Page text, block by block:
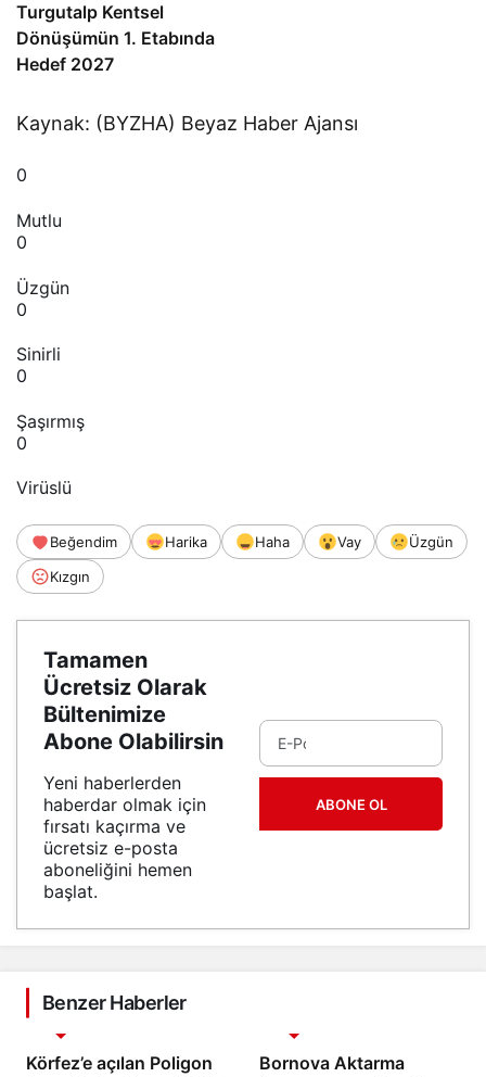
Turgutalp Kentsel
Dönüşümün 1. Etabında
Hedef 2027
Kaynak: (BYZHA) Beyaz Haber Ajansı
0
Mutlu
0
Üzgün
0
Sinirli
0
Şaşırmış
0
Virüslü
Beğendim Harika Haha Vay
Üzgün
Kızgın
Tamamen
Ücretsiz Olarak
Bültenimize
Abone Olabilirsin
Yeni haberlerden
haberdar olmak için
fırsatı kaçırma ve
ücretsiz e-posta
aboneliğini hemen
başlat.
ABONE OL
Benzer Haberler
Körfez’e açılan Poligon
Bornova Aktarma